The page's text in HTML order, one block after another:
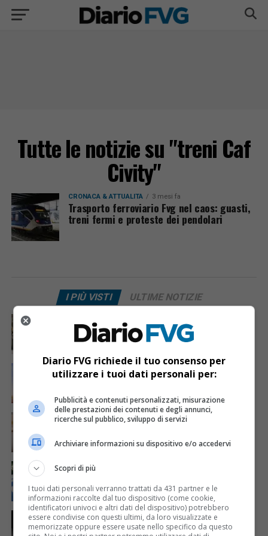
Tutte le notizie su "treni Caf
Civity"
CRONACA & ATTUALITÀ 3 mesi fa
Trasporto ferroviario Fvg nel caos: guasti,
treni fermi e proteste dei pendolari
I PIÙ VISTI ULTIME NOTIZIE
Acqua da usare con cautela nell’Udinese: ecco tutte
le frazioni sotto osservazione
ECONOMIA & LAVORO 13 ore fa
Bollette più leggere nei condomini, nuovo bando FVG
CRONACA & ATTUALITÀ 5 giorni fa
Mattia Ranghetti muore a 29 anni dopo la
folgorazione alle Ferriere Nord di Osoppo
CRONACA & ATTUALITÀ
Arrivano 142 nuovi poliziotti in Friuli-Venezia Giulia:
61 saranno assegnati a Trieste
CRONACA & ATTUALITÀ 15 ore fa
Due terremoti in poche ore scuotono la Croazia: la
Diario FVG richiede il tuo consenso per
utilizzare i tuoi dati personali per:
Pubblicità e contenuti personalizzati, misurazione
delle prestazioni dei contenuti e degli annunci,
ricerche sul pubblico, sviluppo di servizi
Archiviare informazioni su dispositivo e/o accedervi
Scopri di più
I tuoi dati personali verranno trattati da 431 partner e le
informazioni raccolte dal tuo dispositivo (come cookie,
identificatori univoci e altri dati del dispositivo) potrebbero
essere condivise con questi ultimi, da loro visualizzate e
memorizzate oppure essere usate nello specifico da questo